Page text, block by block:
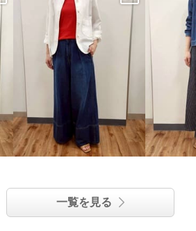
一覧を見る